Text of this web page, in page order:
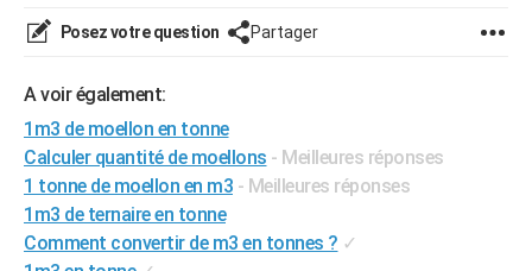
Alimentation
Guide de la santé
Maladies
Médicaments
Sommeil
VOYAGE
PHOTO
GUIDES D'ACHAT
BONS PLANS
Posez votre question Partager
A voir également:
1m3 de moellon en tonne
Calculer quantité de moellons - Meilleures réponses
1 tonne de moellon en m3 - Meilleures réponses
1m3 de ternaire en tonne
Comment convertir de m3 en tonnes ? ✓